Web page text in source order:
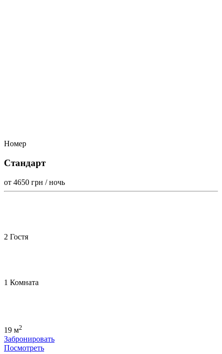
Номер
Стандарт
от 4650 грн / ночь
2 Гостя
1 Комната
19 м2
Забронировать
Посмотреть